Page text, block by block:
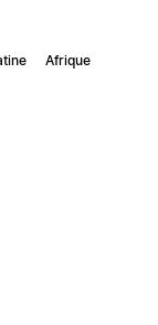
Afrique